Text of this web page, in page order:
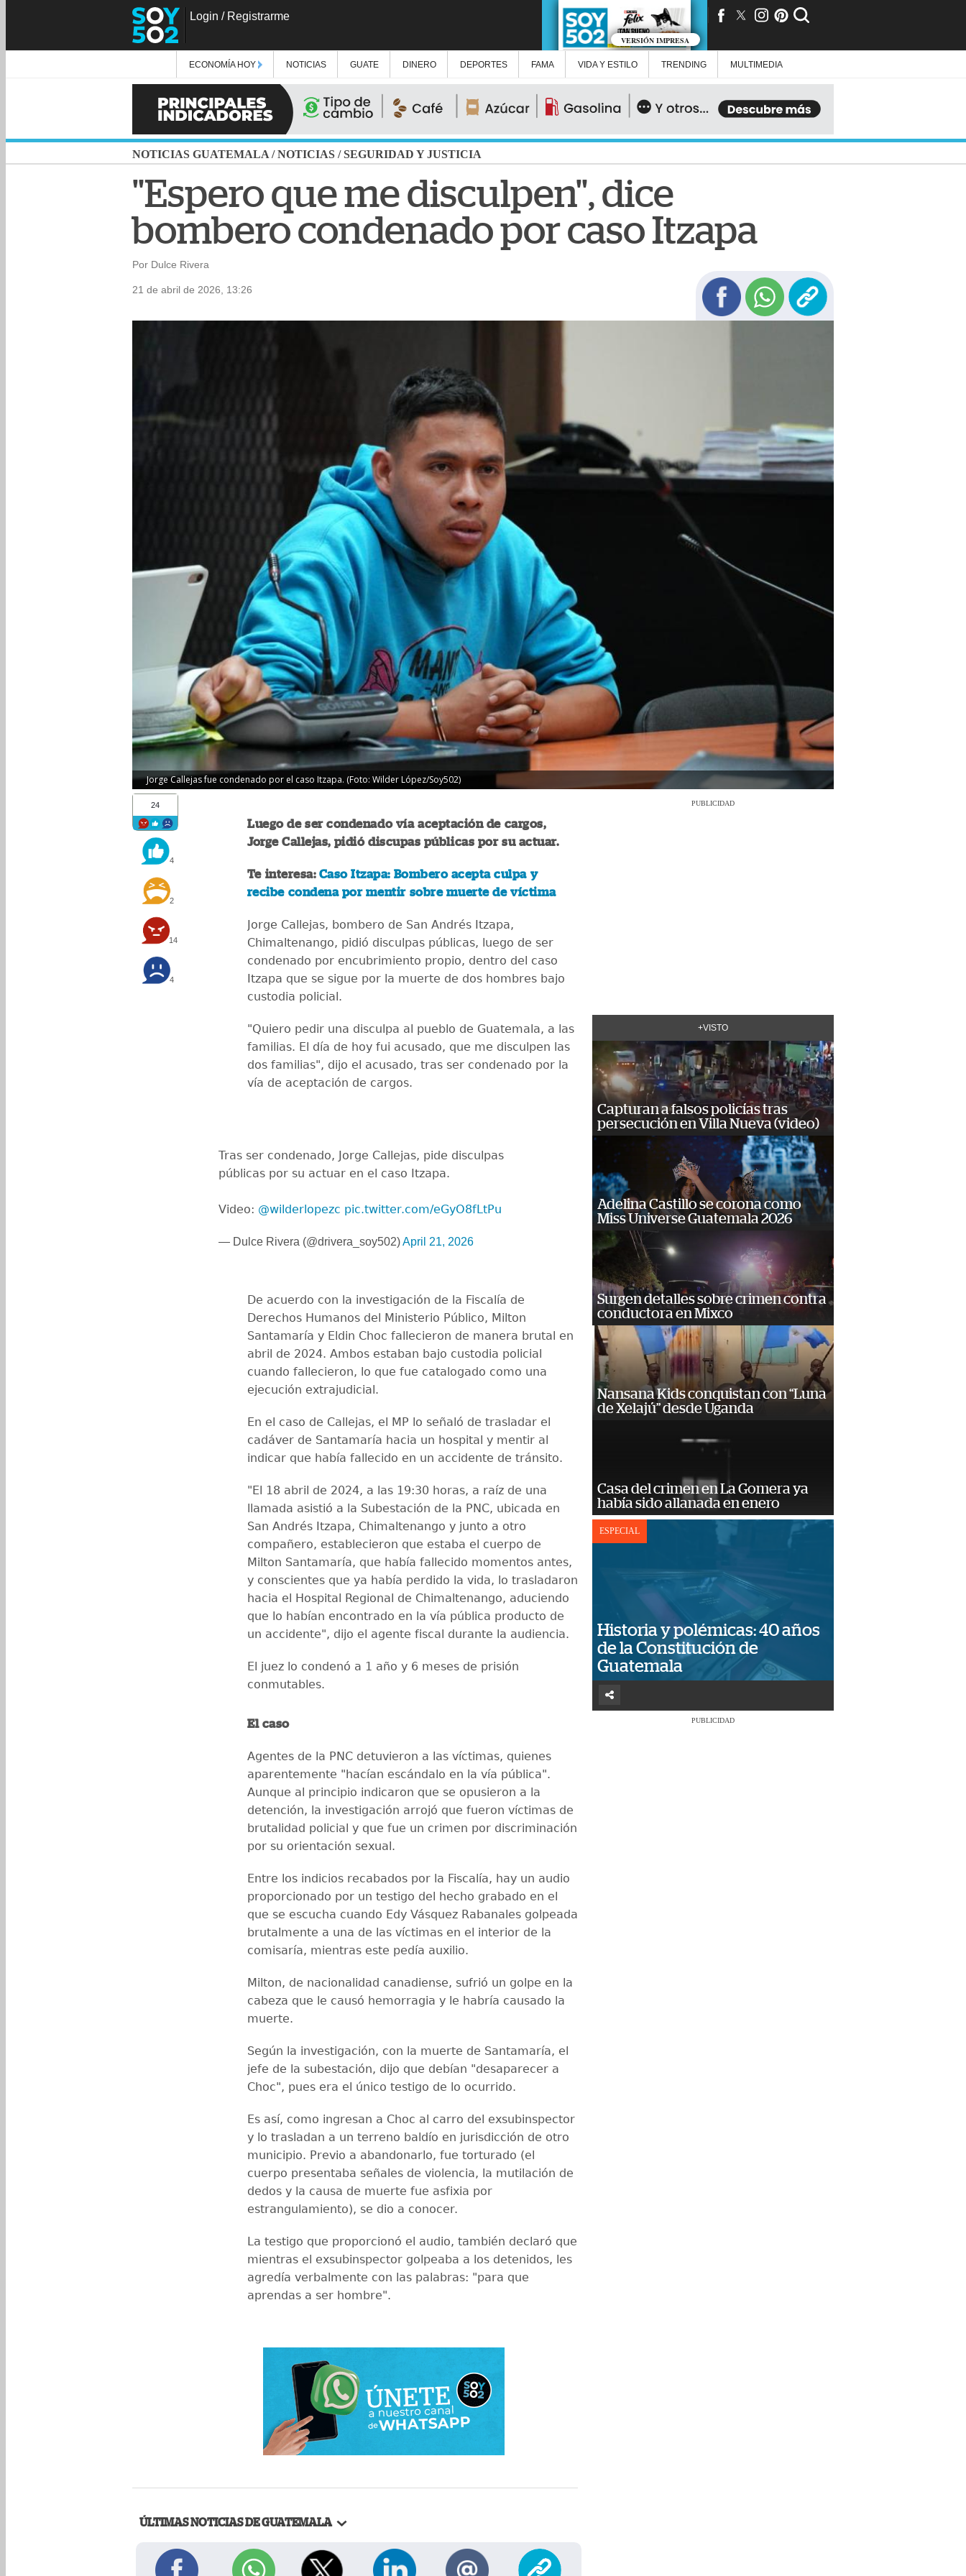
Login / Registrarme
VERSIÓN IMPRESA
ECONOMÍA HOY NOTICIAS GUATE DINERO DEPORTES FAMA VIDA Y ESTILO TRENDING MULTIMEDIA
NOTICIAS GUATEMALA /NOTICIAS /SEGURIDAD Y JUSTICIA
"Espero que me disculpen", dice
bombero condenado por caso Itzapa
Por Dulce Rivera
21 de abril de 2026, 13:26
Jorge Callejas fue condenado por el caso Itzapa. (Foto: Wilder López/Soy502)
24
4
2
14
4
Luego de ser condenado vía aceptación de cargos,
Jorge Callejas, pidió discupas públicas por su actuar.
Te interesa:Caso Itzapa: Bombero acepta culpa y
recibe condena por mentir sobre muerte de víctima
Jorge Callejas, bombero de San Andrés Itzapa,
Chimaltenango, pidió disculpas públicas, luego de ser
condenado por encubrimiento propio, dentro del caso
Itzapa que se sigue por la muerte de dos hombres bajo
custodia policial.
"Quiero pedir una disculpa al pueblo de Guatemala, a las
familias. El día de hoy fui acusado, que me disculpen las
dos familias", dijo el acusado, tras ser condenado por la
vía de aceptación de cargos.
Tras ser condenado, Jorge Callejas, pide disculpas
públicas por su actuar en el caso Itzapa.
Video: @wilderlopezc pic.twitter.com/eGyO8fLtPu
— Dulce Rivera (@drivera_soy502)April 21, 2026
De acuerdo con la investigación de la Fiscalía de
Derechos Humanos del Ministerio Público, Milton
Santamaría y Eldin Choc fallecieron de manera brutal en
abril de 2024. Ambos estaban bajo custodia policial
cuando fallecieron, lo que fue catalogado como una
ejecución extrajudicial.
En el caso de Callejas, el MP lo señaló de trasladar el
cadáver de Santamaría hacia un hospital y mentir al
indicar que había fallecido en un accidente de tránsito.
"El 18 abril de 2024, a las 19:30 horas, a raíz de una
llamada asistió a la Subestación de la PNC, ubicada en
San Andrés Itzapa, Chimaltenango y junto a otro
compañero, establecieron que estaba el cuerpo de
Milton Santamaría, que había fallecido momentos antes,
y conscientes que ya había perdido la vida, lo trasladaron
hacia el Hospital Regional de Chimaltenango, aduciendo
que lo habían encontrado en la vía pública producto de
un accidente", dijo el agente fiscal durante la audiencia.
El juez lo condenó a 1 año y 6 meses de prisión
conmutables.
El caso
Agentes de la PNC detuvieron a las víctimas, quienes
aparentemente "hacían escándalo en la vía pública".
Aunque al principio indicaron que se opusieron a la
detención, la investigación arrojó que fueron víctimas de
brutalidad policial y que fue un crimen por discriminación
por su orientación sexual.
Entre los indicios recabados por la Fiscalía, hay un audio
proporcionado por un testigo del hecho grabado en el
que se escucha cuando Edy Vásquez Rabanales golpeada
brutalmente a una de las víctimas en el interior de la
comisaría, mientras este pedía auxilio.
Milton, de nacionalidad canadiense, sufrió un golpe en la
cabeza que le causó hemorragia y le habría causado la
muerte.
Según la investigación, con la muerte de Santamaría, el
jefe de la subestación, dijo que debían "desaparecer a
Choc", pues era el único testigo de lo ocurrido.
Es así, como ingresan a Choc al carro del exsubinspector
y lo trasladan a un terreno baldío en jurisdicción de otro
municipio. Previo a abandonarlo, fue torturado (el
cuerpo presentaba señales de violencia, la mutilación de
dedos y la causa de muerte fue asfixia por
estrangulamiento), se dio a conocer.
La testigo que proporcionó el audio, también declaró que
mientras el exsubinspector golpeaba a los detenidos, les
agredía verbalmente con las palabras: "para que
aprendas a ser hombre".
ÚLTIMAS NOTICIAS DE GUATEMALA
PUBLICIDAD
+VISTO
Capturan a falsos policías tras
persecución en Villa Nueva (video)
Adelina Castillo se corona como
Miss Universe Guatemala 2026
Surgen detalles sobre crimen contra
conductora en Mixco
Nansana Kids conquistan con “Luna
de Xelajú” desde Uganda
Casa del crimen en La Gomera ya
había sido allanada en enero
ESPECIAL
Historia y polémicas: 40 años
de la Constitución de
Guatemala
PUBLICIDAD